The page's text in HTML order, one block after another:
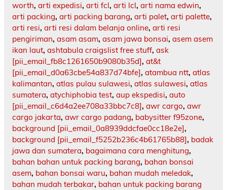
worth, arti expedisi, arti fcl, arti lcl, arti nama edwin,
arti packing, arti packing barang, arti palet, arti palette,
arti resi, arti resi dalam belanja online, arti resi
pengiriman, asam asam, asam jawa bonsai, asem asem
ikan laut, ashtabula craigslist free stuff, ask
[pii_email_fb8c1261650b9080b35d], at&t
[pii_email_d0a63cbe54a837d74bfe], atambua ntt, atlas
kalimantan, atlas pulau sulawesi, atlas sulawesi, atlas
sumatera, atychiphobia test, aup ekspedisi, auto
[pii_email_c6d4a2ee708a33bbc7c8], awr cargo, awr
cargo jakarta, awr cargo padang, babysitter f95zone,
background [pii_email_0a8939ddcfae0cc18e2e],
background [pii_email_f5252b236c4b61765b88], badak
jawa dan sumatera, bagaimana cara menghitung,
bahan bahan untuk packing barang, bahan bonsai
asem, bahan bonsai waru, bahan mudah meledak,
bahan mudah terbakar, bahan untuk packing barang